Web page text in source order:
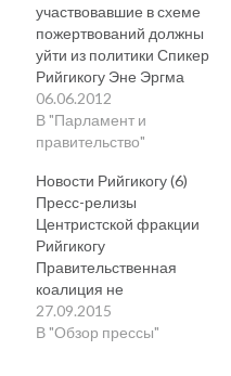
участвовавшие в схеме
пожертвований должны
уйти из политики Спикер
Рийгикогу Эне Эргма
считает, что те, кто
участвовал в мутной
схеме пожертвований
политики. Эргма
сказала в эфире радио
KUKU, что скандал,
разразившийся вокруг
финансирования
партий следует
обсудить в Рийгикогу и
собрать совет
06.06.2012
В "Парламент и
правительство"
Новости Рийгикогу (6)
Пресс-релизы
Центристской фракции
Рийгикогу
Правительственная
коалиция не
поддержала снижение
цены на
27.09.2015
В "Обзор прессы"